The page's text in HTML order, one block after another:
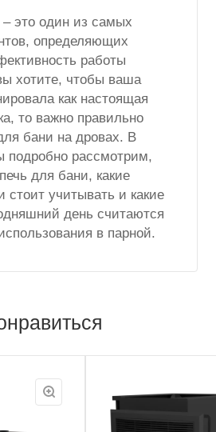
это один из самых
определяющих
работы
хотите, чтобы ваша
как настоящая
то важно правильно
бани на дровах. В
подробно рассмотрим,
для бани, какие
стоит учитывать и какие
день считаются
в парной.